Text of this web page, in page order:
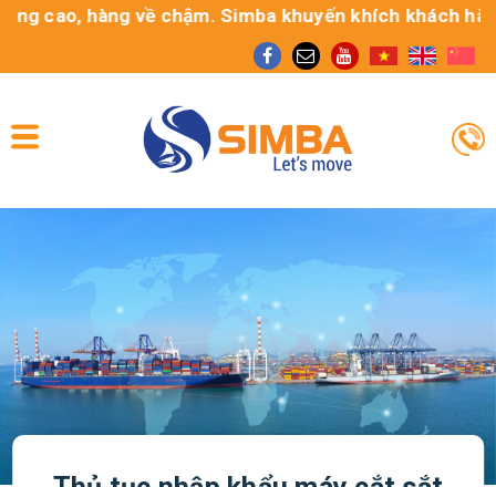
hàng về chậm. Simba khuyến khích khách hàng